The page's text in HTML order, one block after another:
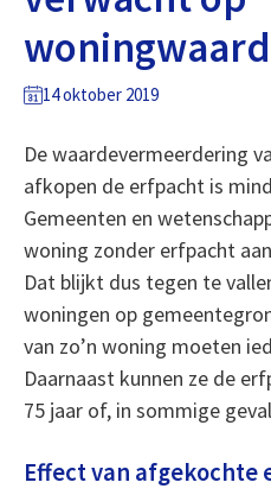
14 oktober 2019
De waardevermeerdering
afkopen de erfpacht is
Gemeenten en
woning zonder erfpacht
Dat blijkt dus tegen te
woningen op
van zo’n woning moeten
Daarnaast kunnen ze de
75 jaar of, in sommige
Effect van afgekochte